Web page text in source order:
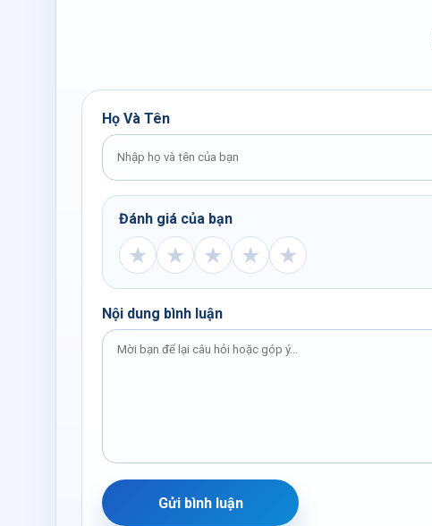
Họ Và Tên
Đánh giá của bạn
★ ★ ★ ★ ★
Nội dung bình luận
Gửi bình luận